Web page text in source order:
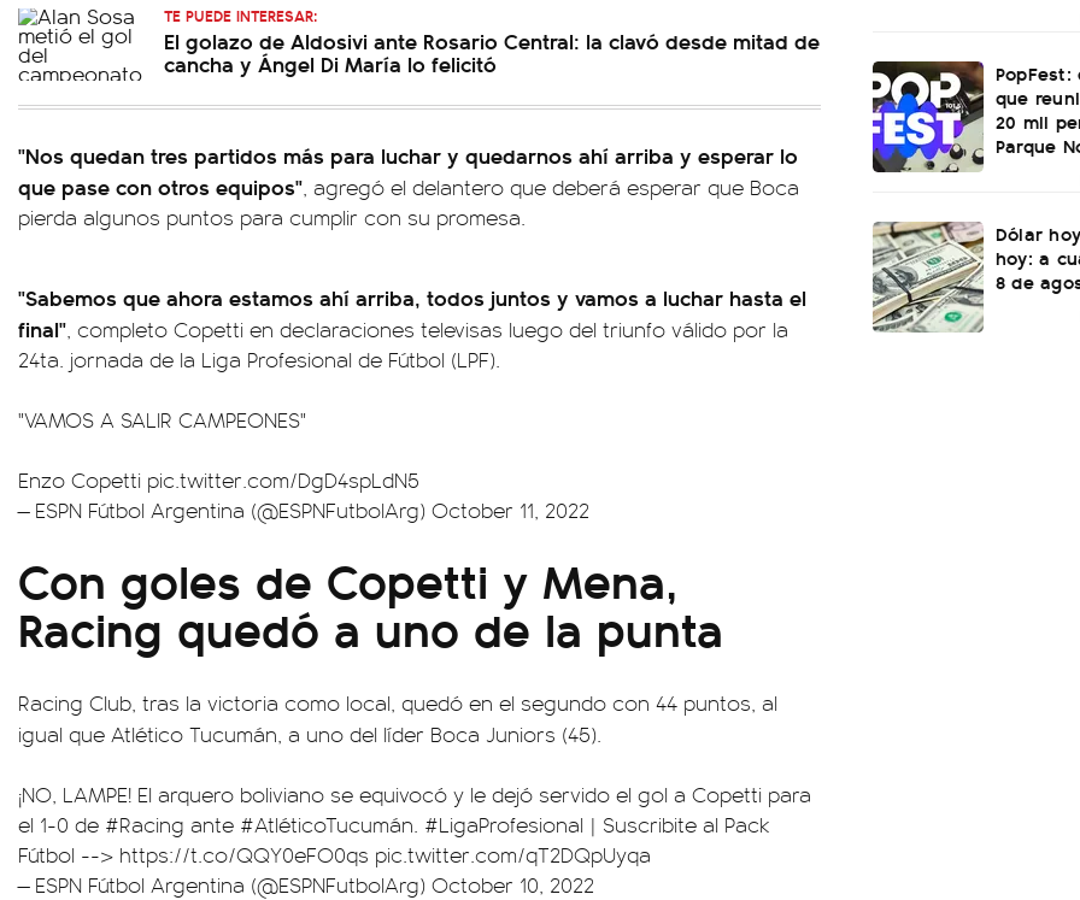
TE PUEDE INTERESAR:
El golazo de Aldosivi ante Rosario Central: la clavó desde mitad de
cancha y Ángel Di María lo felicitó
"Nos quedan tres partidos más para luchar y quedarnos ahí arriba y esperar lo
que pase con otros equipos", agregó el delantero que deberá esperar que Boca
pierda algunos puntos para cumplir con su promesa.
"Sabemos que ahora estamos ahí arriba, todos juntos y vamos a luchar hasta el
final", completo Copetti en declaraciones televisas luego del triunfo válido por la
24ta. jornada de la Liga Profesional de Fútbol (LPF).
"VAMOS A SALIR CAMPEONES"
Enzo Copetti pic.twitter.com/DgD4spLdN5
— ESPN Fútbol Argentina (@ESPNFutbolArg) October 11, 2022
Con goles de Copetti y Mena,
Racing quedó a uno de la punta
Racing Club, tras la victoria como local, quedó en el segundo con 44 puntos, al
igual que Atlético Tucumán, a uno del líder Boca Juniors (45).
¡NO, LAMPE! El arquero boliviano se equivocó y le dejó servido el gol a Copetti para
el 1-0 de #Racing ante #AtléticoTucumán. #LigaProfesional | Suscribite al Pack
Fútbol --> https://t.co/QQY0eFO0qs pic.twitter.com/qT2DQpUyqa
— ESPN Fútbol Argentina (@ESPNFutbolArg) October 10, 2022
que
20 mil
Parque
Dólar
hoy: a
8 de